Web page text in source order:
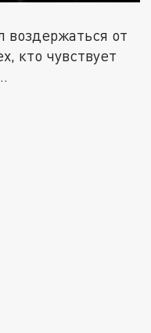
воздержаться от
кто чувствует